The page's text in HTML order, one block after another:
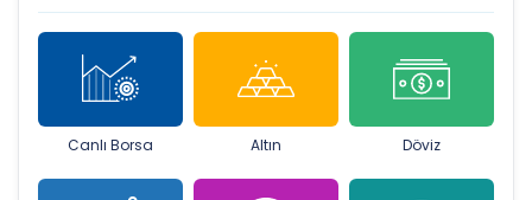
Canlı Borsa Altın Döviz